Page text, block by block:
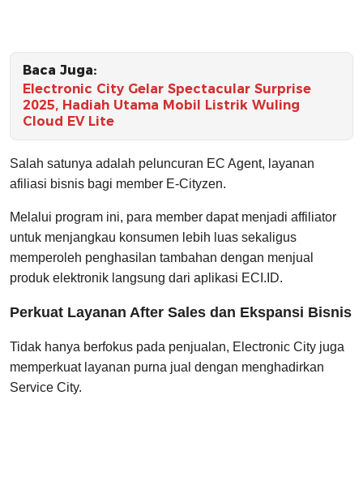
Baca Juga:
Electronic City Gelar Spectacular Surprise
2025, Hadiah Utama Mobil Listrik Wuling
Cloud EV Lite
Salah satunya adalah peluncuran EC Agent, layanan
afiliasi bisnis bagi member E-Cityzen.
Melalui program ini, para member dapat menjadi affiliator
untuk menjangkau konsumen lebih luas sekaligus
memperoleh penghasilan tambahan dengan menjual
produk elektronik langsung dari aplikasi ECI.ID.
Perkuat Layanan After Sales dan Ekspansi Bisnis
Tidak hanya berfokus pada penjualan, Electronic City juga
memperkuat layanan purna jual dengan menghadirkan
Service City.